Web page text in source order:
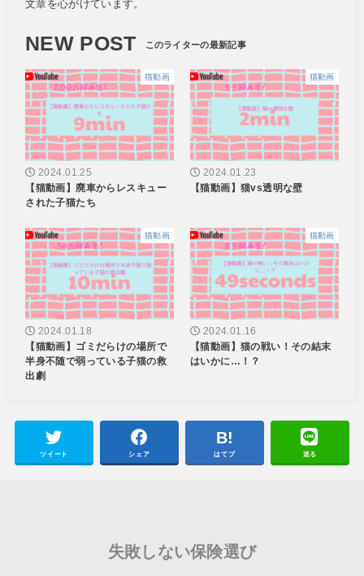
文章を心がけています。
NEW POST
猫動画
2024.01.25
【猫動画】廃車からレスキュー
された子猫たち
猫動画
2024.01.23
【猫動画】猫vs透明な壁
猫動画
2024.01.18
【猫動画】ゴミだらけの場所で
半身不随で弱っている子猫の救
出劇
猫動画
2024.01.16
【猫動画】猫の戦い！その結末
はいかに…！？
ツイート シェア はてブ 送る
失敗しない保険選び